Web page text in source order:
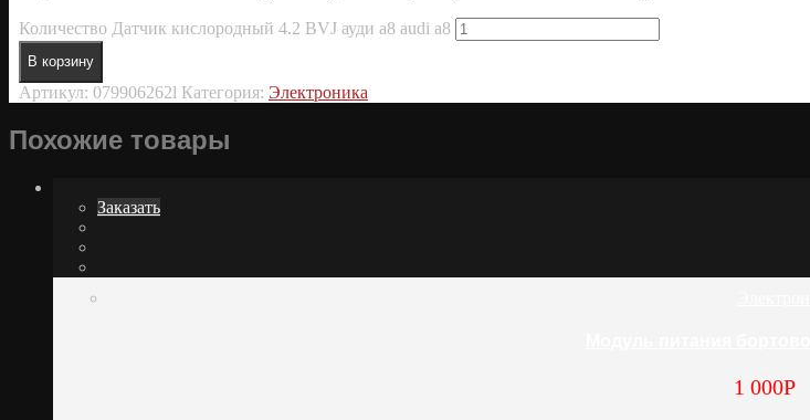
Количество Датчик кислородный 4.2 BVJ ауди а8 audi a8
В корзину
Артикул: 079906262l Категория: Электроника
Похожие товары
Заказать
1 000Р